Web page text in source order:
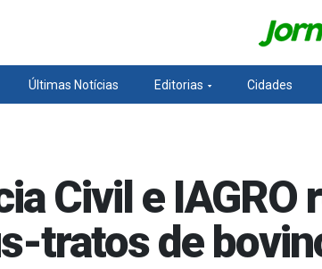
Últimas Notícias Editorias Cidades
Civil e
tratos de